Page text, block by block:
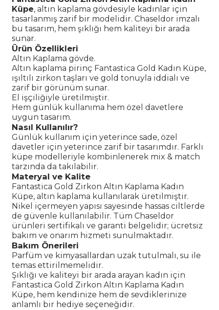
Küpe, altın kaplama gövdesiyle kadınlar için
tasarlanmış zarif bir modelidir. Chaseldor imzalı
bu tasarım, hem şıklığı hem kaliteyi bir arada
sunar.
Ürün Özellikleri
Altın Kaplama gövde.
Altın kaplama pirinç Fantastica Gold Kadın Küpe,
ışıltılı zirkon taşları ve gold tonuyla iddialı ve
zarif bir görünüm sunar.
El işçiliğiyle üretilmiştir.
Hem günlük kullanıma hem özel davetlere
uygun tasarım.
Nasıl Kullanılır?
Günlük kullanım için yeterince sade, özel
davetler için yeterince zarif bir tasarımdır. Farklı
küpe modelleriyle kombinlenerek mix & match
tarzında da takılabilir.
Materyal ve Kalite
Fantastica Gold Zirkon Altın Kaplama Kadın
Küpe, altın kaplama kullanılarak üretilmiştir.
Nikel içermeyen yapısı sayesinde hassas ciltlerde
de güvenle kullanılabilir. Tüm Chaseldor
ürünleri sertifikalı ve garanti belgelidir; ücretsiz
bakım ve onarım hizmeti sunulmaktadır.
Bakım Önerileri
Parfüm ve kimyasallardan uzak tutulmalı, su ile
temas ettirilmemelidir.
Şıklığı ve kaliteyi bir arada arayan kadın için
Fantastica Gold Zirkon Altın Kaplama Kadın
Küpe, hem kendinize hem de sevdiklerinize
anlamlı bir hediye seçeneğidir.